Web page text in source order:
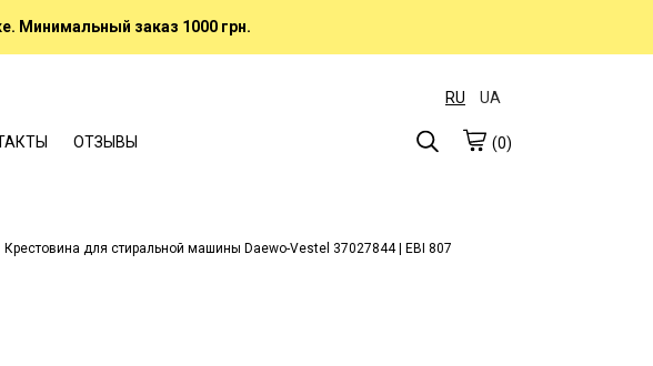
Минимальный заказ 1000 грн.
RU UA
ОТЗЫВЫ (0)
Крестовина для стиральной машины Daewo-Vestel 37027844 | EBI 807